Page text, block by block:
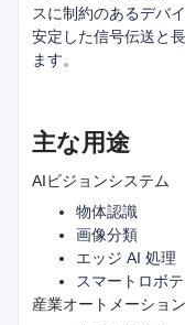
スに制約のあるデバ
安定した信号伝送と
ます。
主な用途
AIビジョンシステム
物体認識
画像分類
エッジ AI 処理
スマートロボ
産業オートメーション